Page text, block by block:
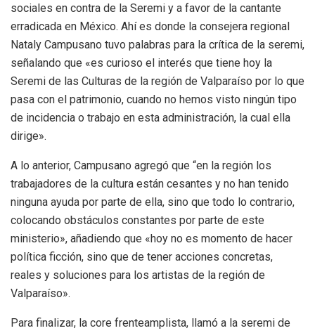
sociales en contra de la Seremi y a favor de la cantante
erradicada en México. Ahí es donde la consejera regional
Nataly Campusano tuvo palabras para la crítica de la seremi,
señalando que «es curioso el interés que tiene hoy la
Seremi de las Culturas de la región de Valparaíso por lo que
pasa con el patrimonio, cuando no hemos visto ningún tipo
de incidencia o trabajo en esta administración, la cual ella
dirige».
A lo anterior, Campusano agregó que “en la región los
trabajadores de la cultura están cesantes y no han tenido
ninguna ayuda por parte de ella, sino que todo lo contrario,
colocando obstáculos constantes por parte de este
ministerio», añadiendo que «hoy no es momento de hacer
política ficción, sino que de tener acciones concretas,
reales y soluciones para los artistas de la región de
Valparaíso».
Para finalizar, la core frenteamplista, llamó a la seremi de